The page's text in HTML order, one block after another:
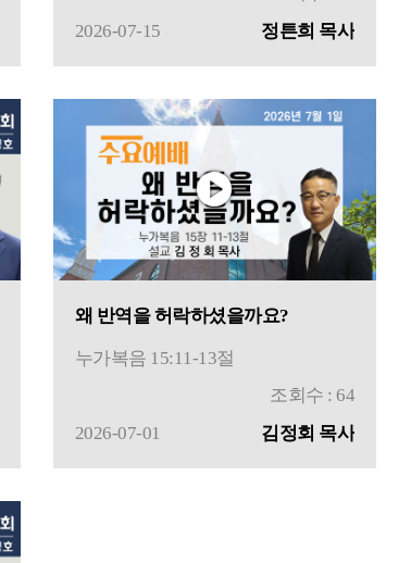
2026-07-15
정튼희 목사
왜 반역을 허락하셨을까요?
누가복음 15:11-13절
조회수 : 64
2026-07-01
김정회 목사